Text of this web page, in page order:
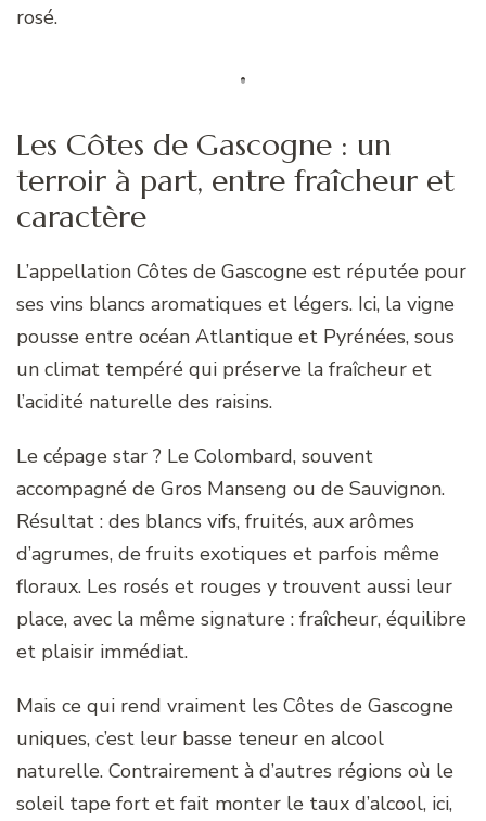
rosé.
Les Côtes de Gascogne : un
terroir à part, entre fraîcheur et
caractère
L’appellation Côtes de Gascogne est réputée pour
ses vins blancs aromatiques et légers. Ici, la vigne
pousse entre océan Atlantique et Pyrénées, sous
un climat tempéré qui préserve la fraîcheur et
l’acidité naturelle des raisins.
Le cépage star ? Le Colombard, souvent
accompagné de Gros Manseng ou de Sauvignon.
Résultat : des blancs vifs, fruités, aux arômes
d’agrumes, de fruits exotiques et parfois même
floraux. Les rosés et rouges y trouvent aussi leur
place, avec la même signature : fraîcheur, équilibre
et plaisir immédiat.
Mais ce qui rend vraiment les Côtes de Gascogne
uniques, c’est leur basse teneur en alcool
naturelle. Contrairement à d’autres régions où le
soleil tape fort et fait monter le taux d’alcool, ici,